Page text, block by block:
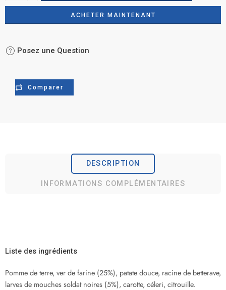
ACHETER MAINTENANT
Posez une Question
Comparer
DESCRIPTION
INFORMATIONS COMPLÉMENTAIRES
Liste des ingrédients
Pomme de terre, ver de farine (25%), patate douce, racine de betterave,
larves de mouches soldat noires (5%), carotte, céleri, citrouille.